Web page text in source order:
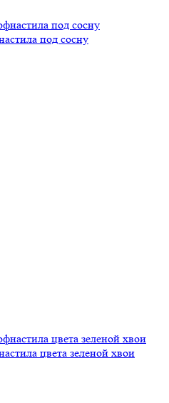
под сосну
цвета зеленой хвои